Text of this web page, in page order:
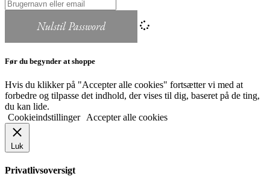
Nulstil Password
Før du begynder at shoppe
Hvis du klikker på "Accepter alle cookies" fortsætter vi med at
forbedre og tilpasse det indhold, der vises til dig, baseret på de ting,
du kan lide.
Cookieindstillinger
Accepter alle cookies
Luk
Privatlivsoversigt